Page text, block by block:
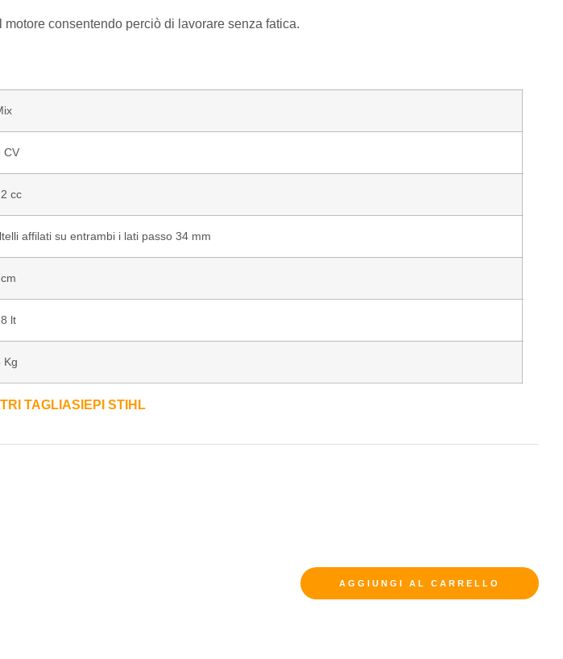
consentendo perciò di lavorare senza fatica.
CV
cc
affilati su entrambi i lati passo 34 mm
lt
Kg
TAGLIASIEPI STIHL
AGGIUNGI AL CARRELLO